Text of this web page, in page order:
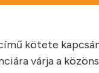
kötete
várja a